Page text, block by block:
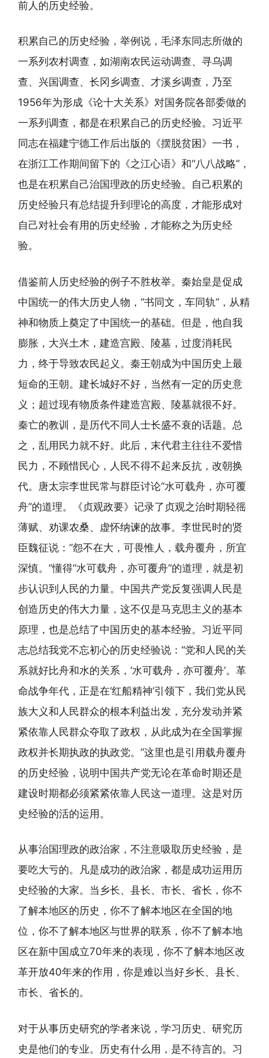
前人的历史经验。
积累自己的历史经验，举例说，毛泽东同志所做的
一系列农村调查，如湖南农民运动调查、寻乌调
查、兴国调查、长冈乡调查、才溪乡调查，乃至
1956年为形成《论十大关系》对国务院各部委做的
一系列调查，都是在积累自己的历史经验。习近平
同志在福建宁德工作后出版的《摆脱贫困》一书，
在浙江工作期间留下的《之江心语》和“八八战略”，
也是在积累自己治国理政的历史经验。自己积累的
历史经验只有总结提升到理论的高度，才能形成对
自己对社会有用的历史经验，才能称之为历史经
验。
借鉴前人历史经验的例子不胜枚举。秦始皇是促成
中国统一的伟大历史人物，“书同文，车同轨”，从精
神和物质上奠定了中国统一的基础。但是，他自我
膨胀，大兴土木，建造宫殿、陵墓，过度消耗民
力，终于导致农民起义。秦王朝成为中国历史上最
短命的王朝。建长城好不好，当然有一定的历史意
义；超过现有物质条件建造宫殿、陵墓就很不好。
秦亡的教训，是历代不同人士长盛不衰的话题。总
之，乱用民力就不好。此后，末代君主往往不爱惜
民力，不顾惜民心，人民不得不起来反抗，改朝换
代。唐太宗李世民常与群臣讨论“水可载舟，亦可覆
舟”的道理。《贞观政要》记录了贞观之治时期轻徭
薄赋、劝课农桑、虚怀纳谏的故事。李世民时的贤
臣魏征说：“怨不在大，可畏惟人，载舟覆舟，所宜
深慎。”懂得“水可载舟，亦可覆舟”的道理，就是初
步认识到人民的力量。中国共产党反复强调人民是
创造历史的伟大力量，这不仅是马克思主义的基本
原理，也是总结了中国历史的基本经验。习近平同
志总结我党不忘初心的历史经验说：“党和人民的关
系就好比舟和水的关系，‘水可载舟，亦可覆舟’。革
命战争年代，正是在‘红船精神’引领下，我们党从民
族大义和人民群众的根本利益出发，充分发动并紧
紧依靠人民群众夺取了政权，从此成为在全国掌握
政权并长期执政的执政党。”这里也是引用载舟覆舟
的历史经验，说明中国共产党无论在革命时期还是
建设时期都必须紧紧依靠人民这一道理。这是对历
史经验的活的运用。
从事治国理政的政治家，不注意吸取历史经验，是
要吃大亏的。凡是成功的政治家，都是成功运用历
史经验的大家。当乡长、县长、市长、省长，你不
了解本地区的历史，你不了解本地区在全国的地
位，你不了解本地区与世界的联系，你不了解本地
区在新中国成立70年来的表现，你不了解本地区改
革开放40年来的作用，你是难以当好乡长、县长、
市长、省长的。
对于从事历史研究的学者来说，学习历史、研究历
史是他们的专业。历史有什么用，是不待言的。习